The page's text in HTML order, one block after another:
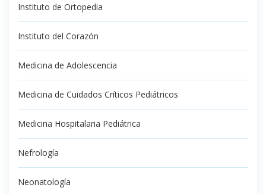
Instituto de Ortopedia
Instituto del Corazón
Medicina de Adolescencia
Medicina de Cuidados Críticos Pediátricos
Medicina Hospitalaria Pediátrica
Nefrología
Neonatología